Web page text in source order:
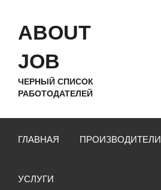
ABOUT
JOB
ЧЕРНЫЙ СПИСОК
РАБОТОДАТЕЛЕЙ
ГЛАВНАЯ ПРОИЗВОДИТЕЛИ
УСЛУГИ